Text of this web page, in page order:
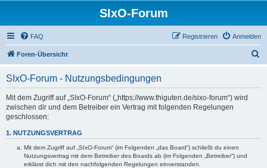
SIxO-Forum
FAQ Anmelden
Registrieren
Foren-Übersicht
SIxO-Forum - Nutzungsbedingungen
Mit dem Zugriff auf „SIxO-Forum“ („https://www.thiguten.de/sixo-forum“) wird
zwischen dir und dem Betreiber ein Vertrag mit folgenden Regelungen
geschlossen:
1. NUTZUNGSVERTRAG
Mit dem Zugriff auf „SIxO-Forum“ (im Folgenden „das Board“) schließt du einen
Nutzungsvertrag mit dem Betreiber des Boards ab (im Folgenden „Betreiber“) und
erklärst dich mit den nachfolgenden Regelungen einverstanden.